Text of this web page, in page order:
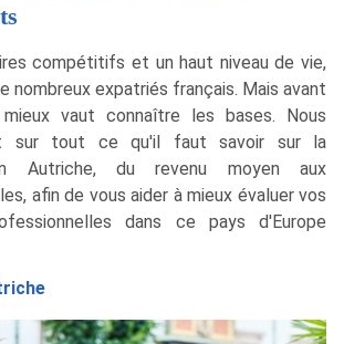
compétitifs et un haut niveau de vie,
nombreux expatriés français. Mais avant
vaut connaître les bases. Nous
sur tout ce qu'il faut savoir sur la
Autriche, du revenu moyen aux
afin de vous aider à mieux évaluer vos
dans ce pays d'Europe